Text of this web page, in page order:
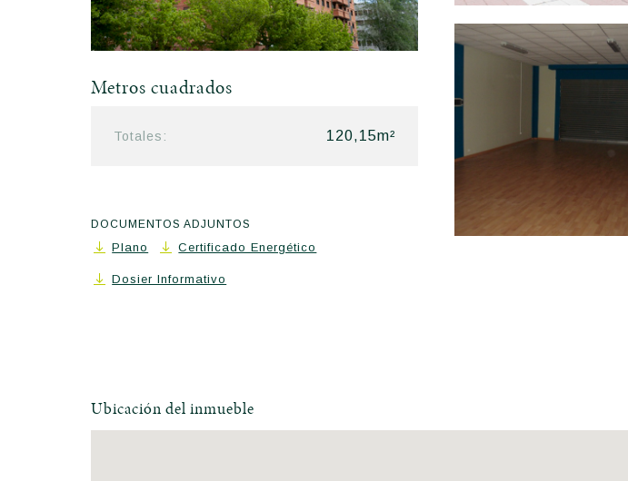
Metros cuadrados
Totales: 120,15m²
DOCUMENTOS ADJUNTOS
Plano Certificado Energético
Dosier Informativo
Ubicación del inmueble